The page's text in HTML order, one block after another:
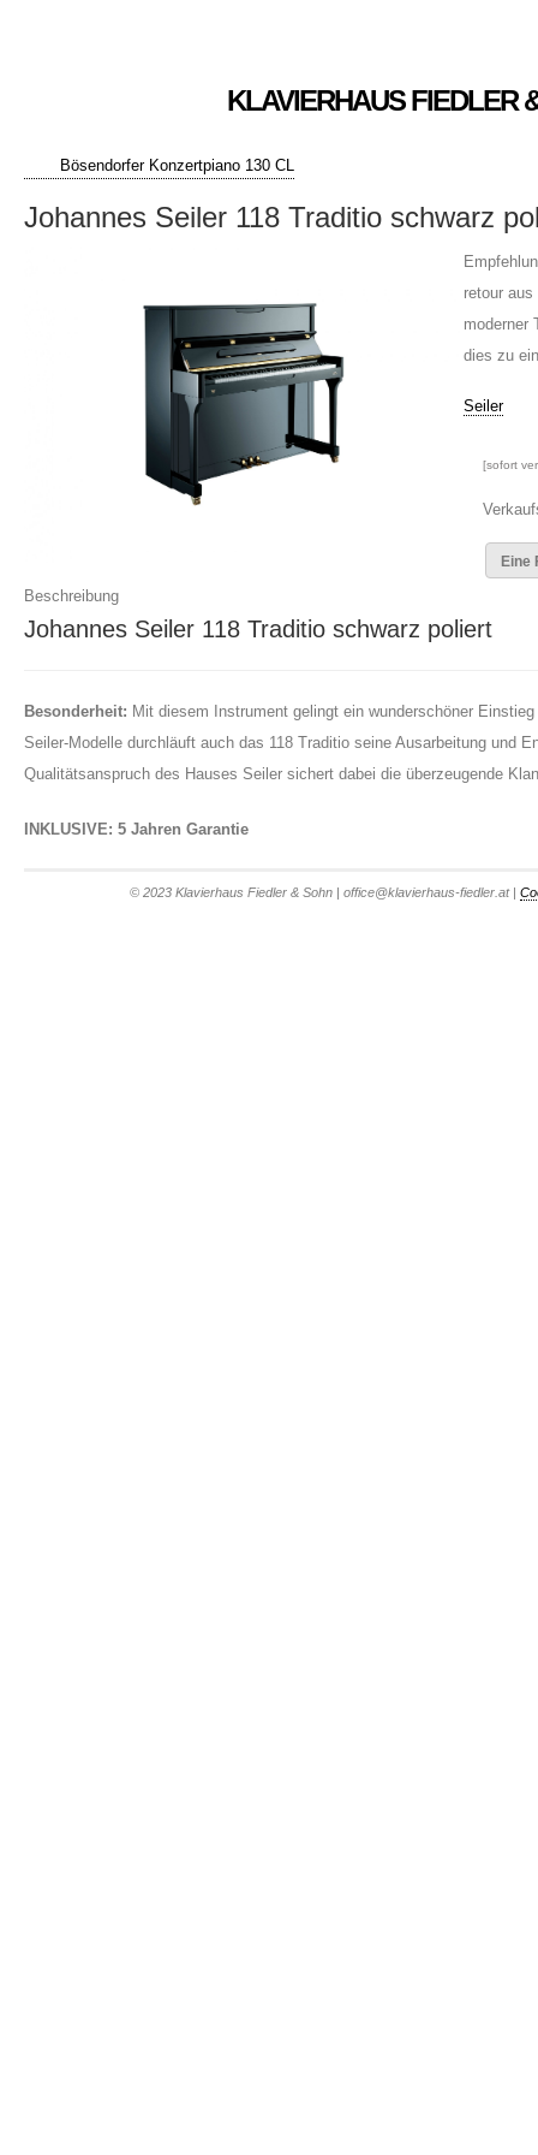
KLAVIERHAUS FIEDLER
Bösendorfer Konzertpiano 130 CL
Johannes Seiler 118 Traditio schwarz
retour aus
moderner
dies zu
Seiler
[sofort
Eine
Beschreibung
Johannes Seiler 118 Traditio schwarz poliert
Besonderheit: Mit diesem Instrument gelingt ein wunderschöner
Seiler-Modelle durchläuft auch das 118 Traditio seine Ausarbeitung und
Qualitätsanspruch des Hauses Seiler sichert dabei die überzeugende
INKLUSIVE: 5 Jahren Garantie
© 2023 Klavierhaus Fiedler & Sohn | office@klavierhaus-fiedler.at |